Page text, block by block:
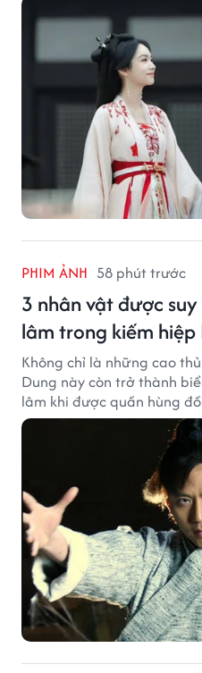
PHIM ẢNH 58 phút trước
3 nhân vật được
lâm trong kiếm hiệp
Không chỉ là những cao
Dung này còn trở thành
lâm khi được quần hùng
chủ.